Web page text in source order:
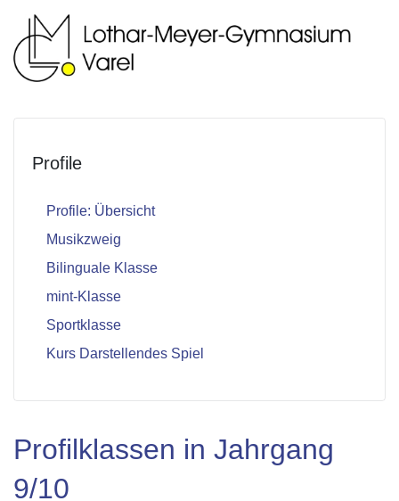
Profile
Profile: Übersicht
Musikzweig
Bilinguale Klasse
mint-Klasse
Sportklasse
Kurs Darstellendes Spiel
Profilklassen in Jahrgang
9/10